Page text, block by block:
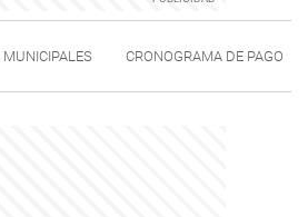
MUNICIPALES CRONOGRAMA DE PAGO